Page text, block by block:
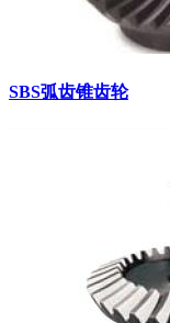
SBS弧齿锥齿轮